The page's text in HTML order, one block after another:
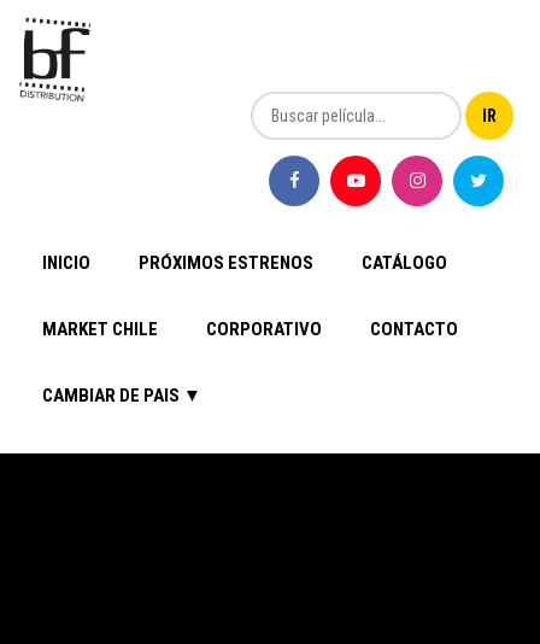
INICIO PRÓXIMOS ESTRENOS CATÁLOGO
MARKET CHILE CORPORATIVO CONTACTO
CAMBIAR DE PAIS ▼